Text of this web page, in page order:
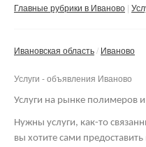
Частные
Применить
Главные рубрики в Иваново
Ивановская область Иваново
Услуги - объявления Иваново
Услуги на рынке полимеров и
Нужны услуги, как-то
вы хотите сами